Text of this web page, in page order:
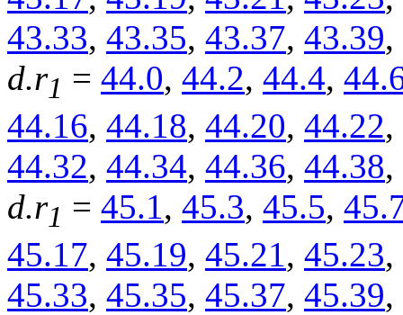
43.33, 43.35, 43.37, 43.39,
d.r1 = 44.0, 44.2, 44.4,
44.16, 44.18, 44.20, 44.22,
44.32, 44.34, 44.36, 44.38,
d.r1 = 45.1, 45.3, 45.5,
45.17, 45.19, 45.21, 45.23,
45.33, 45.35, 45.37, 45.39,